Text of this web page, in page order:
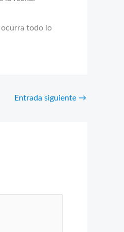
ocurra todo lo
Entrada siguiente →